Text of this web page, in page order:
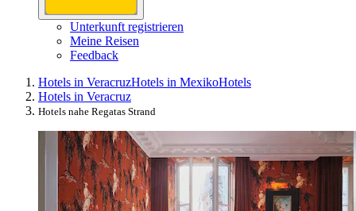
Unterkunft registrieren
Meine Reisen
Feedback
Hotels in VeracruzHotels in MexikoHotels
Hotels in Veracruz
Hotels nahe Regatas Strand